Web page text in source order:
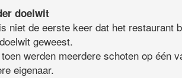
doelwit
niet de eerste keer dat het restaurant
geweest.
werden meerdere schoten op één
eigenaar.